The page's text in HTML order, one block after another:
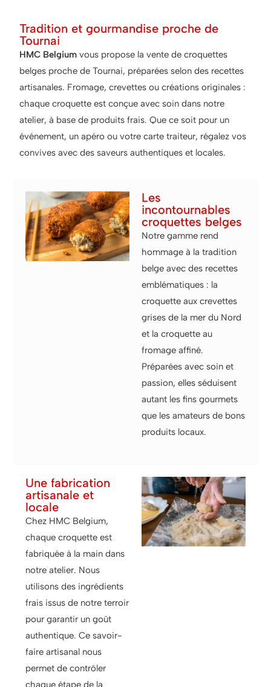
Tradition et gourmandise proche de
Tournai
HMC Belgium vous propose la vente de croquettes
belges proche de Tournai, préparées selon des recettes
artisanales. Fromage, crevettes ou créations originales :
chaque croquette est conçue avec soin dans notre
atelier, à base de produits frais. Que ce soit pour un
événement, un apéro ou votre carte traiteur, régalez vos
convives avec des saveurs authentiques et locales.
Les
incontournables
croquettes belges
Notre gamme rend
hommage à la tradition
belge avec des recettes
emblématiques : la
croquette aux crevettes
grises de la mer du Nord
et la croquette au
fromage affiné.
Préparées avec soin et
passion, elles séduisent
autant les fins gourmets
que les amateurs de bons
produits locaux.
Une fabrication
artisanale et
locale
Chez HMC Belgium,
chaque croquette est
fabriquée à la main dans
notre atelier. Nous
utilisons des ingrédients
frais issus de notre terroir
pour garantir un goût
authentique. Ce savoir-
faire artisanal nous
permet de contrôler